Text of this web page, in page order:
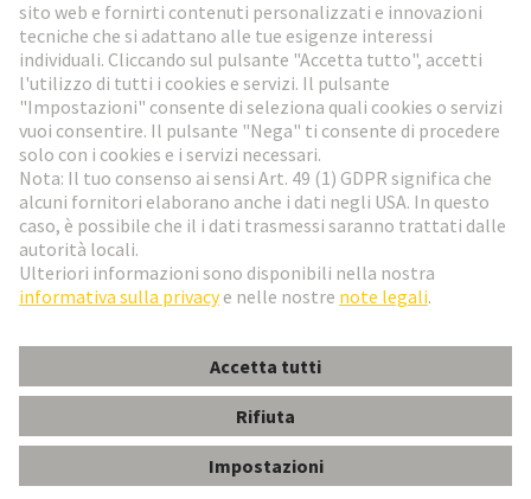
Han-Eco Outdoor 10A-HSM1-M25 with cover
Vai al registrazione
Social Media
Italia Italiano
© HARTING Technology Group
ImprintInformativa sulla privacy
Condizioni di vendita